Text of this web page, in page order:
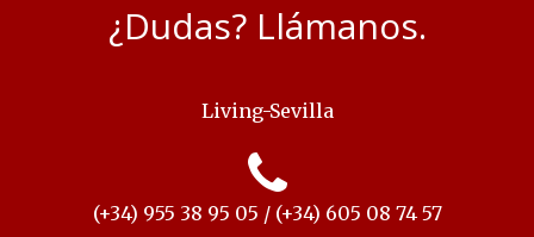
¿Dudas? Llámanos.
Living-Sevilla
(+34) 955 38 95 05 / (+34) 605 08 74 57